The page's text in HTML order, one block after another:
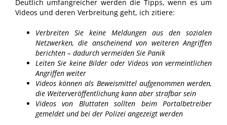
Deutlich umfangreicher werden die Tipps, wenn es um
Videos und deren Verbreitung geht, ich zitiere:
Verbreiten Sie keine Meldungen aus den sozialen
Netzwerken, die anscheinend von weiteren Angriffen
berichten – dadurch vermeiden Sie Panik
Leiten Sie keine Bilder oder Videos von vermeintlichen
Angriffen weiter
Videos können als Beweismittel aufgenommen werden,
die Weiterveröffentlichung kann aber strafbar sein
Videos von Bluttaten sollten beim Portalbetreiber
gemeldet und bei der Polizei angezeigt werden